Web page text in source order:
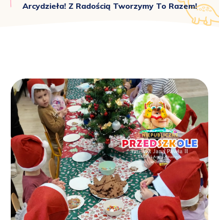
Arcydzieła! Z Radością Tworzymy To Razem!